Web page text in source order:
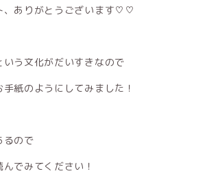
、ありがとうございます♡♡
いう文化がだいすきなので
紙のようにしてみました！
るので
でみてください！